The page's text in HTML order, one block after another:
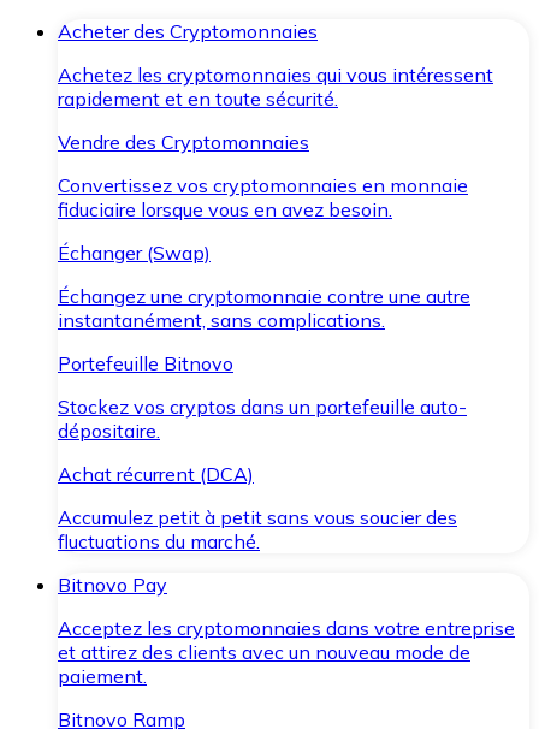
Acheter des Cryptomonnaies
Achetez les cryptomonnaies qui vous intéressent
rapidement et en toute sécurité.
Vendre des Cryptomonnaies
Convertissez vos cryptomonnaies en monnaie
fiduciaire lorsque vous en avez besoin.
Échanger (Swap)
Échangez une cryptomonnaie contre une autre
instantanément, sans complications.
Portefeuille Bitnovo
Stockez vos cryptos dans un portefeuille auto-
dépositaire.
Achat récurrent (DCA)
Accumulez petit à petit sans vous soucier des
fluctuations du marché.
Bitnovo Pay
Acceptez les cryptomonnaies dans votre entreprise
et attirez des clients avec un nouveau mode de
paiement.
Bitnovo Ramp